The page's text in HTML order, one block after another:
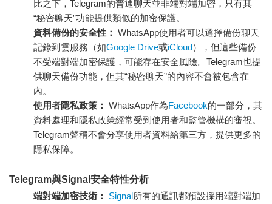
比之下，Telegram的普通聊天並非端對端加密，只有其
“秘密聊天”功能提供類似的加密保護。
資料備份的安全性： WhatsApp使用者可以選擇備份聊天
記錄到雲服務（如Google Drive或iCloud），但這些備份
不受端對端加密保護，可能存在安全風險。Telegram也提
供聊天備份功能，但其“秘密聊天”的內容不會被包含在
內。
使用者隱私政策： WhatsApp作為Facebook的一部分，其
資料處理和隱私政策經常受到使用者和監管機構的審視。
Telegram聲稱不會分享使用者資料給第三方，提供更多的
隱私保障。
Telegram與Signal安全特性分析
端對端加密技術：
Signal所有的通訊都預設採用端對端加